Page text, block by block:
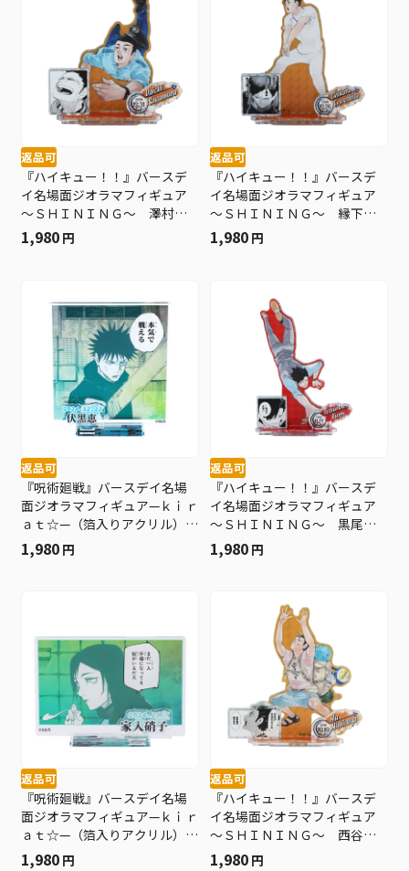
返品可
『ハイキュー！！』バースデ
イ名場面ジオラマフィギュア
～ＳＨＩＮＩＮＧ～ 澤村大
地 ＢＤ４
1,980 円
返品可
『ハイキュー！！』バースデ
イ名場面ジオラマフィギュア
～ＳＨＩＮＩＮＧ～ 縁下
力 ＢＤ４
1,980 円
返品可
『呪術廻戦』バースデイ名場
面ジオラマフィギュア—ｋｉｒ
ａｔ☆—（箔入りアクリル）
伏黒恵 ＢＤ４
1,980 円
返品可
『ハイキュー！！』バースデ
イ名場面ジオラマフィギュア
～ＳＨＩＮＩＮＧ～ 黒尾鉄
朗 ＢＤ４
1,980 円
返品可
『呪術廻戦』バースデイ名場
面ジオラマフィギュア—ｋｉｒ
ａｔ☆—（箔入りアクリル）
家入硝子 ＢＤ４
1,980 円
返品可
『ハイキュー！！』バースデ
イ名場面ジオラマフィギュア
～ＳＨＩＮＩＮＧ～ 西谷
夕 ＢＤ４
1,980 円